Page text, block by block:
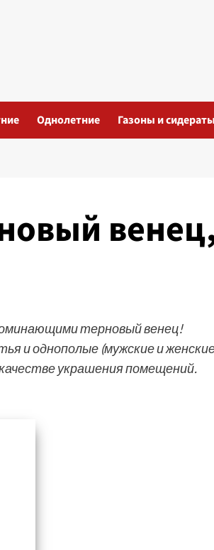
Однолетние Газоны и
терновый венец!
и однополые (мужские и
украшения помещений.